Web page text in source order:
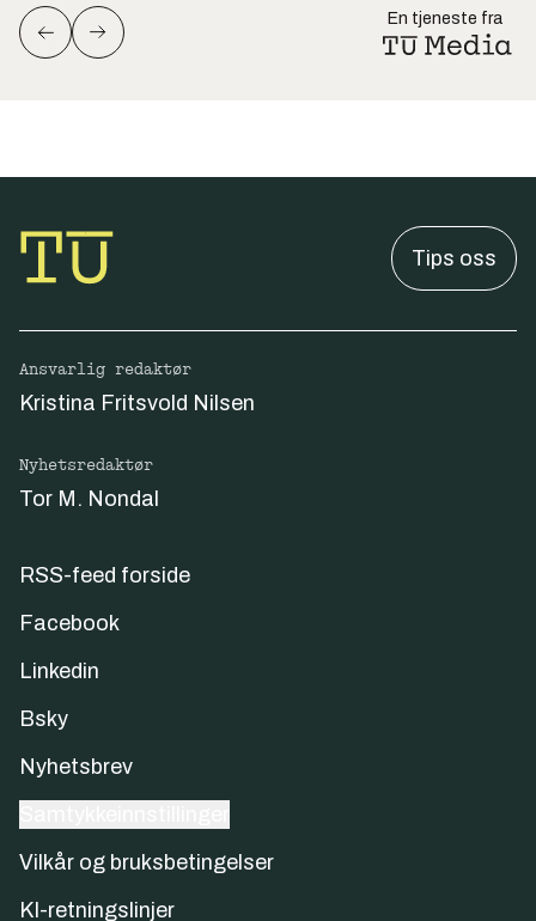
En tjeneste fra
Tips oss
Ansvarlig redaktør
Kristina Fritsvold Nilsen
Nyhetsredaktør
Tor M. Nondal
RSS-feed forside
Facebook
Linkedin
Bsky
Nyhetsbrev
Vilkår og bruksbetingelser
KI-retningslinjer